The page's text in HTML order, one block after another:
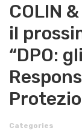
COLIN
il
“DPO:
Categories